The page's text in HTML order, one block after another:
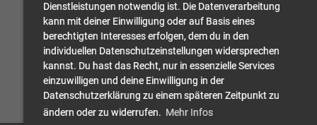
Dienstleistungen notwendig ist. Die Datenverarbeitung
kann mit deiner Einwilligung oder auf Basis eines
berechtigten Interesses erfolgen, dem du in den
individuellen Datenschutzeinstellungen widersprechen
kannst. Du hast das Recht, nur in essenzielle Services
einzuwilligen und deine Einwilligung in der
Datenschutzerklärung zu einem späteren Zeitpunkt zu
ändern oder zu widerrufen. Mehr Infos
SCD Cave Diving Staff Instructor
SCD Director of Standards
CMAS Cave Diving Staff Instructor
CMAS Nationaler Instruktor (I4)
Taucher seit: 1980
Höhlentaucher seit: 1988